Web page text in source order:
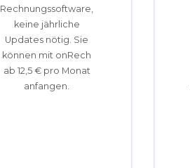
Rechnungssoftware,
keine jährliche
Updates nötig. Sie
können mit onRech
ab 12,5 € pro Monat
anfangen.